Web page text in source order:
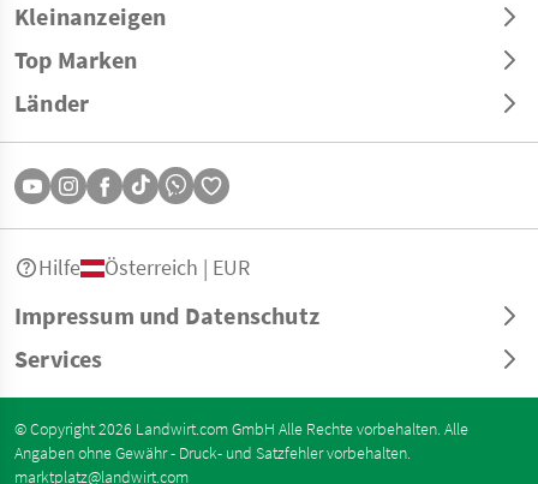
Kleinanzeigen
Top Marken
Länder
Impressum und Datenschutz
Services
Hilfe Österreich | EUR
© Copyright 2026 Landwirt.com GmbH Alle Rechte vorbehalten. Alle
Angaben ohne Gewähr - Druck- und Satzfehler vorbehalten.
marktplatz@landwirt.com